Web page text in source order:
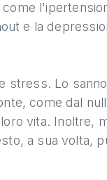
e la
stress. Lo
come dal
vita. Inoltre,
a sua volta,